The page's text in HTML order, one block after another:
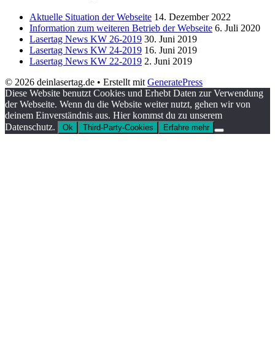
Aktuelle Situation der Webseite 14. Dezember 2022
Information zum weiteren Betrieb der Webseite 6. Juli 2020
Lasertag News KW 26-2019 30. Juni 2019
Lasertag News KW 24-2019 16. Juni 2019
Lasertag News KW 22-2019 2. Juni 2019
© 2026 deinlasertag.de • Erstellt mitGeneratePress
Diese Website benutzt Cookies und Erhebt Daten zur Verwendung
der Webseite. Wenn du die Website weiter nutzt, gehen wir von
deinem Einverständnis aus. Hier kommst du zu unserem
Datenschutz.
Ok Third-Party-Cookies Erfahre mehr